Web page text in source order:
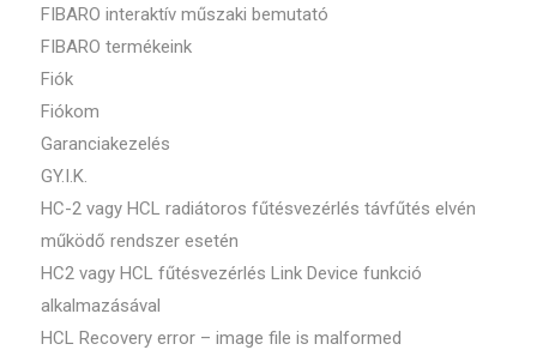
FIBARO interaktív műszaki bemutató
FIBARO termékeink
Fiók
Fiókom
Garanciakezelés
GY.I.K.
HC-2 vagy HCL radiátoros fűtésvezérlés távfűtés elvén
működő rendszer esetén
HC2 vagy HCL fűtésvezérlés Link Device funkció
alkalmazásával
HCL Recovery error – image file is malformed